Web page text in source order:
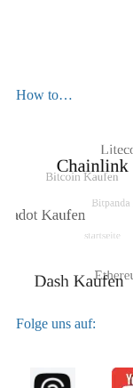
How to…
Folge uns auf: